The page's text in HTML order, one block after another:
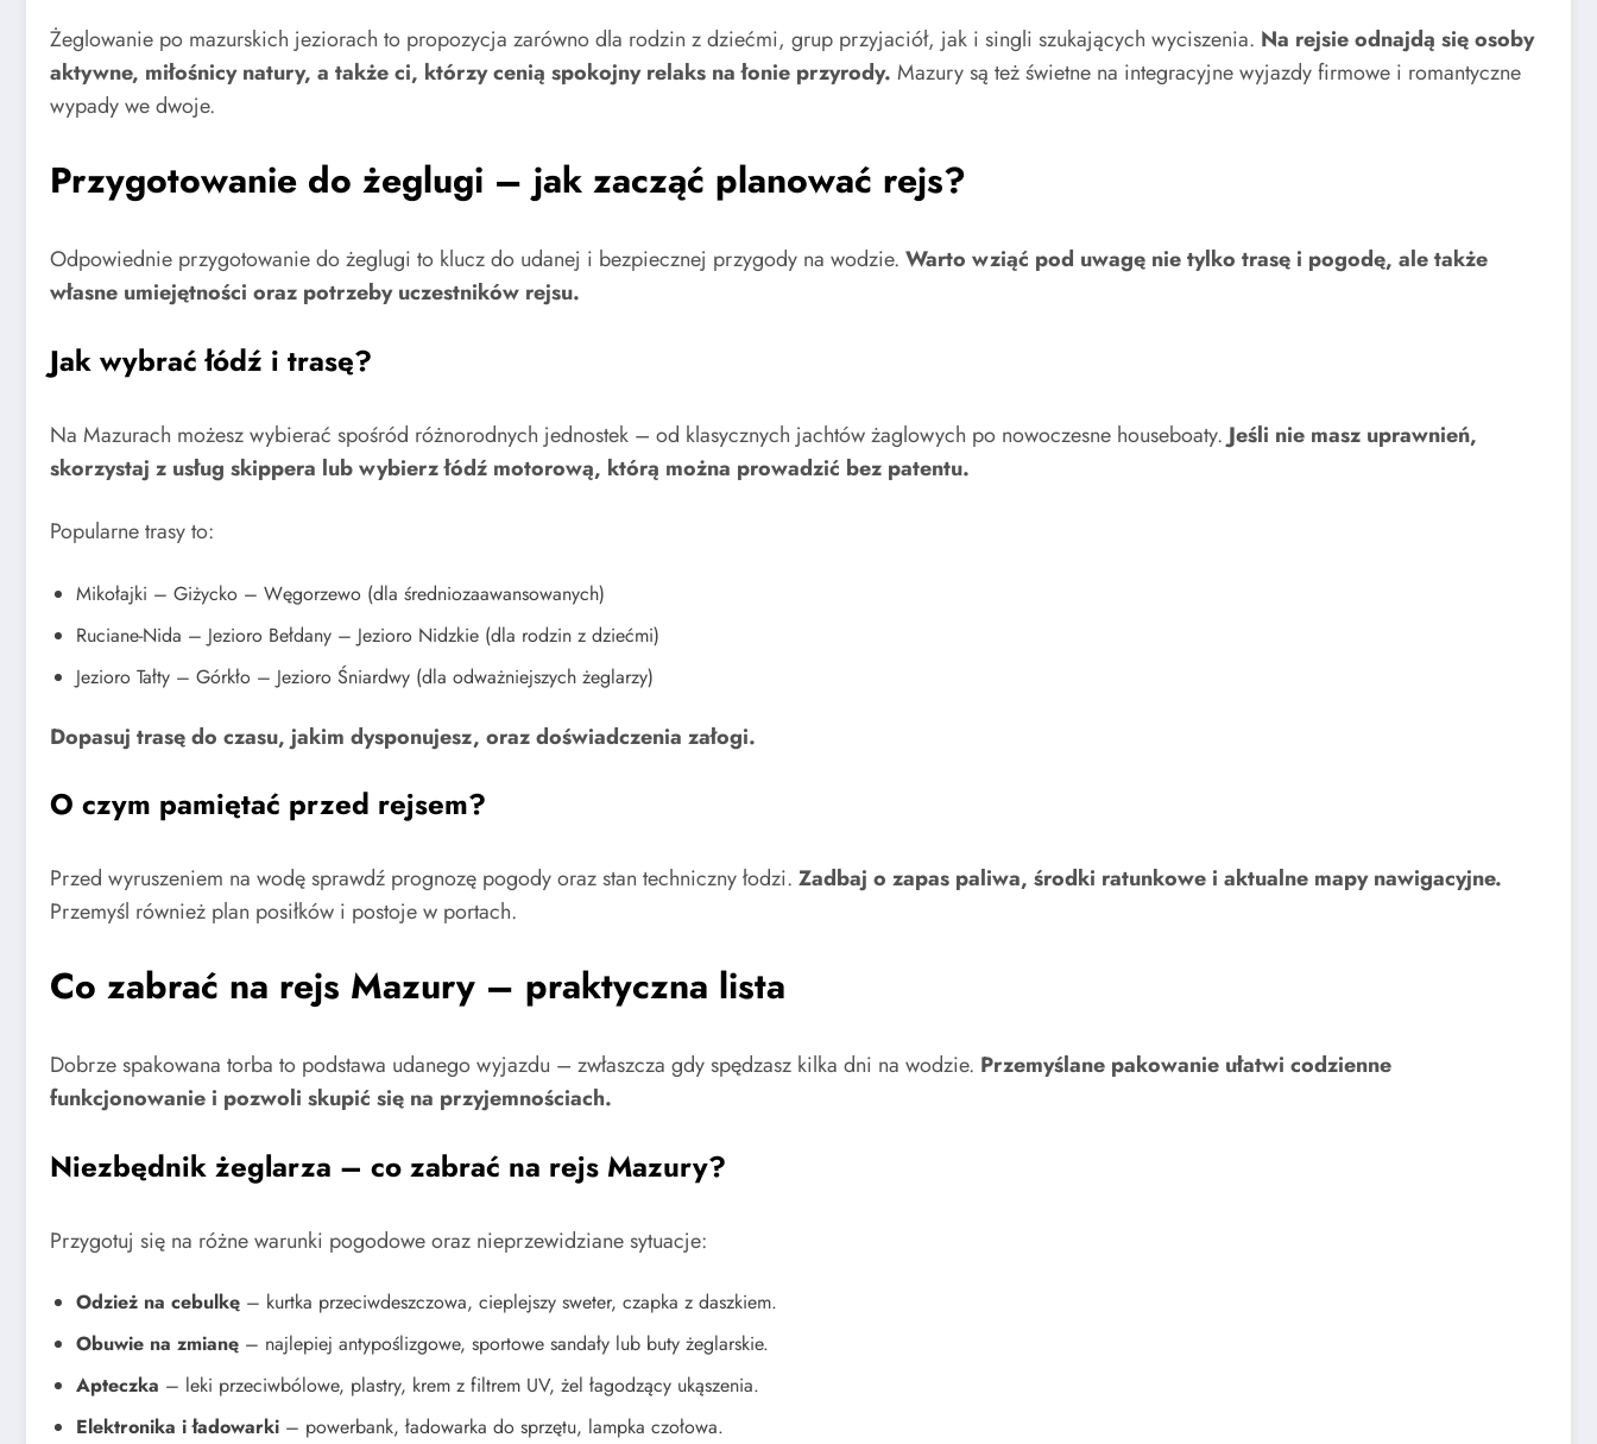
Żeglowanie po mazurskich jeziorach to propozycja zarówno dla rodzin z dziećmi, grup przyjaciół, jak i singli szukających wyciszenia. Na rejsie odnajdą się osoby
aktywne, miłośnicy natury, a także ci, którzy cenią spokojny relaks na łonie przyrody. Mazury są też świetne na integracyjne wyjazdy firmowe i romantyczne
wypady we dwoje.
Przygotowanie do żeglugi – jak zacząć planować rejs?
Odpowiednie przygotowanie do żeglugi to klucz do udanej i bezpiecznej przygody na wodzie. Warto wziąć pod uwagę nie tylko trasę i pogodę, ale także
własne umiejętności oraz potrzeby uczestników rejsu.
Jak wybrać łódź i trasę?
Na Mazurach możesz wybierać spośród różnorodnych jednostek – od klasycznych jachtów żaglowych po nowoczesne houseboaty. Jeśli nie masz uprawnień,
skorzystaj z usług skippera lub wybierz łódź motorową, którą można prowadzić bez patentu.
Popularne trasy to:
Mikołajki – Giżycko – Węgorzewo (dla średniozaawansowanych)
Ruciane-Nida – Jezioro Bełdany – Jezioro Nidzkie (dla rodzin z dziećmi)
Jezioro Tałty – Górkło – Jezioro Śniardwy (dla odważniejszych żeglarzy)
Dopasuj trasę do czasu, jakim dysponujesz, oraz doświadczenia załogi.
O czym pamiętać przed rejsem?
Przed wyruszeniem na wodę sprawdź prognozę pogody oraz stan techniczny łodzi. Zadbaj o zapas paliwa, środki ratunkowe i aktualne mapy nawigacyjne.
Przemyśl również plan posiłków i postoje w portach.
Co zabrać na rejs Mazury – praktyczna lista
Dobrze spakowana torba to podstawa udanego wyjazdu – zwłaszcza gdy spędzasz kilka dni na wodzie. Przemyślane pakowanie ułatwi codzienne
funkcjonowanie i pozwoli skupić się na przyjemnościach.
Niezbędnik żeglarza – co zabrać na rejs Mazury?
Przygotuj się na różne warunki pogodowe oraz nieprzewidziane sytuacje:
Odzież na cebulkę – kurtka przeciwdeszczowa, cieplejszy sweter, czapka z daszkiem.
Obuwie na zmianę – najlepiej antypoślizgowe, sportowe sandały lub buty żeglarskie.
Apteczka – leki przeciwbólowe, plastry, krem z filtrem UV, żel łagodzący ukąszenia.
Elektronika i ładowarki – powerbank, ładowarka do sprzętu, lampka czołowa.